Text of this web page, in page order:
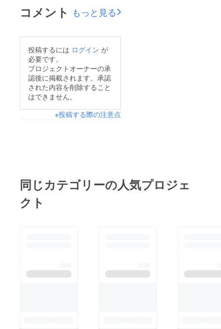
コメント もっと見る
投稿するには ログイン が
必要です。
プロジェクトオーナーの承
認後に掲載されます。承認
された内容を削除すること
はできません。
※投稿する際の注意点
同じカテゴリーの人気プロジェ
クト